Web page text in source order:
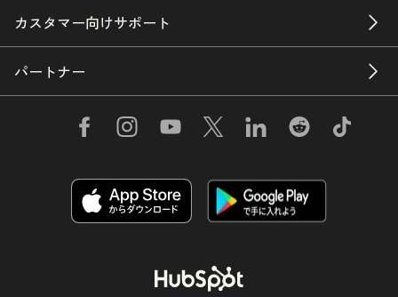
カスタマー向けサポート
パートナー